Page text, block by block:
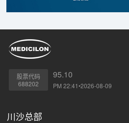
股票代码
688202
95.10
PM 22:41•2026-08-09
川沙总部